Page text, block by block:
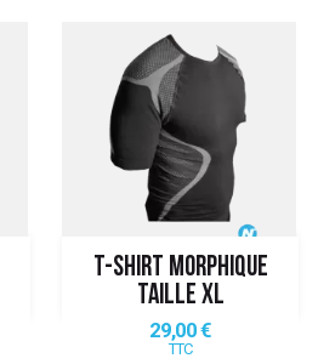
T-SHIRT MORPHIQUE
TAILLE XL
Prix
29,00 €
TTC